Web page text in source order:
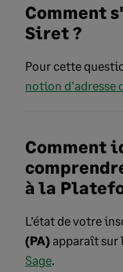
Comment
Siret ?
Pour cette
notion d'adresse
Comment
à la
L’état de votre
(PA) apparaît sur
Sage